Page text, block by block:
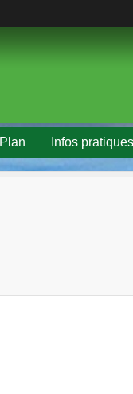
Infos pratiques